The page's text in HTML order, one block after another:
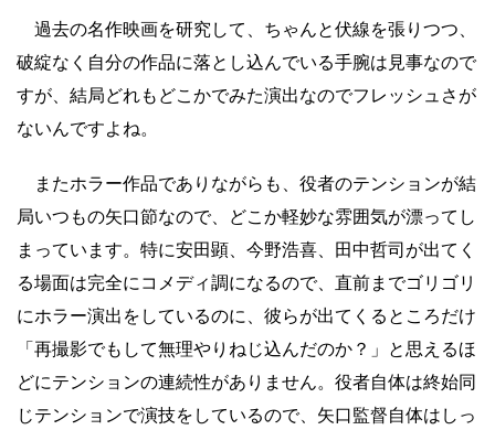
過去の名作映画を研究して、ちゃんと伏線を張りつつ、
破綻なく自分の作品に落とし込んでいる手腕は見事なので
すが、結局どれもどこかでみた演出なのでフレッシュさが
ないんですよね。
またホラー作品でありながらも、役者のテンションが結
局いつもの矢口節なので、どこか軽妙な雰囲気が漂ってし
まっています。特に安田顕、今野浩喜、田中哲司が出てく
る場面は完全にコメディ調になるので、直前までゴリゴリ
にホラー演出をしているのに、彼らが出てくるところだけ
「再撮影でもして無理やりねじ込んだのか？」と思えるほ
どにテンションの連続性がありません。役者自体は終始同
じテンションで演技をしているので、矢口監督自体はしっ